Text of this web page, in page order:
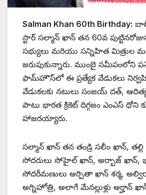
Salman Khan 60th Birthday:
స్టార్ సల్మాన్ ఖాన్ తన 60వ
సభ్యులు మరియు సన్నిహిత మిత్రుల
జరుపుకున్నారు. ముంబై సమీపంలోని
ఫామ్‌హౌస్‌లో ఈ ప్రత్యేక వేడుకలు
వేడుకలకు నటులు సంజయ్ దత్,
పాటు భారత క్రికెట్ దిగ్గజం ఎంఎస్ ధోని
హాజరయ్యారు.
సల్మాన్ ఖాన్ తన తండ్రి సలీం ఖాన్,
సోదరులు సోహైల్ ఖాన్, అర్బాజ్ ఖాన్,
సోదరీమణులు అర్పితా ఖాన్ శర్మ,
అగ్నిహోత్రి, అలాగే మేనల్లుళ్లు అర్హాన్